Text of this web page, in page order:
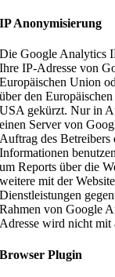
IP Anonymisierung
Die Google Analytics
Ihre IP-Adresse von
Europäischen Union
über den
USA gekürzt. Nur in
einen Server von
Auftrag des Betreibers
Informationen
um Reports über die
weitere mit der
Dienstleistungen
Rahmen von Google
Adresse wird nicht mit
Browser Plugin